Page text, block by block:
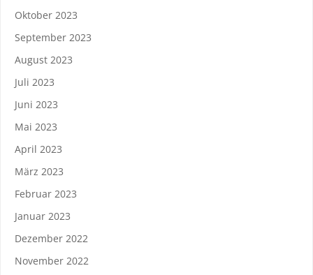
Oktober 2023
September 2023
August 2023
Juli 2023
Juni 2023
Mai 2023
April 2023
März 2023
Februar 2023
Januar 2023
Dezember 2022
November 2022